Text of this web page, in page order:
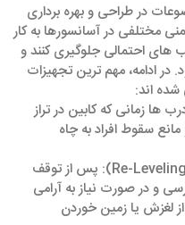
در طراحی و بهره‌ برداری
مختلفی در آسانسورها به کار
های احتمالی جلوگیری کنند و
در ادامه، مهم‌ ترین تجهیزات
اند:
ها زمانی که کابین در تراز
سقوط افراد به چاه
2. سیستم تراز طبقه مجدد (Re-Leveling System): پس از توقف
و در صورت نیاز به آرامی
از لغزش یا زمین خوردن